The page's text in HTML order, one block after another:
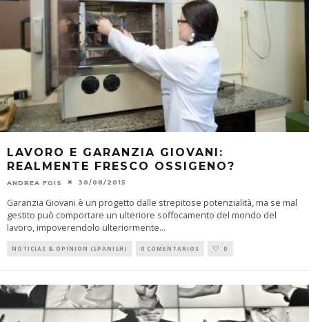
LAVORO E GARANZIA GIOVANI:
REALMENTE FRESCO OSSIGENO?
ANDREA FOIS 30/08/2015
Garanzia Giovani è un progetto dalle strepitose potenzialità, ma se mal
gestito può comportare un ulteriore soffocamento del mondo del
lavoro, impoverendolo ulteriormente...
NOTICIAS & OPINION (SPANISH) 0 COMENTARIOS 0